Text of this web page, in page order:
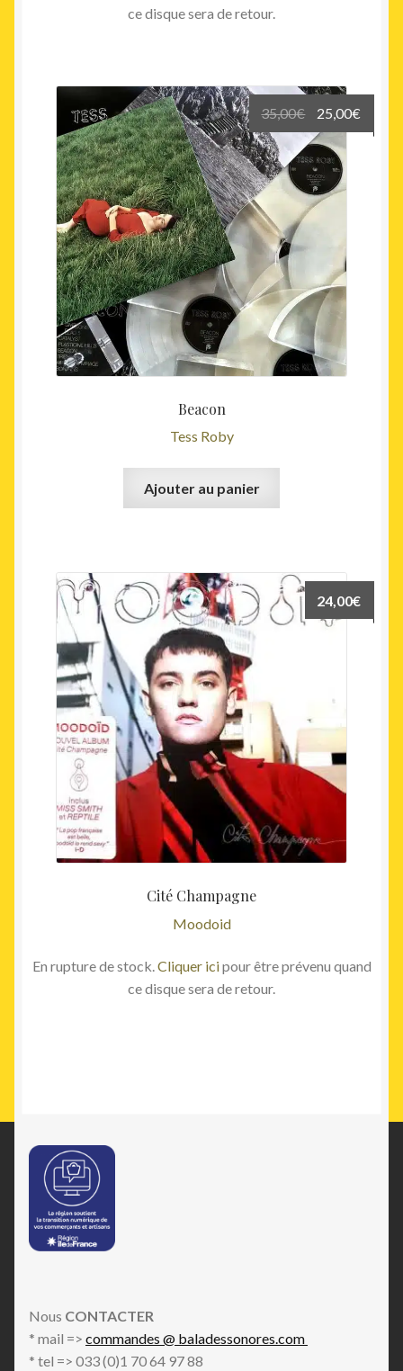
ce disque sera de retour.
Beacon
Tess Roby
35,00€
Le
prix
initial
était :
35,00€.
25,00€
prix
Ajouter au panier
Cité Champagne
Moodoid
24,00€
En rupture de stock.Cliquer icipour être prévenu quand
ce disque sera de retour.
Nous CONTACTER
* mail => commandes @ baladessonores.com
* tel => 033 (0)1 70 64 97 88